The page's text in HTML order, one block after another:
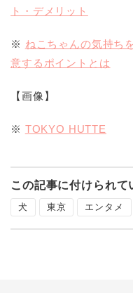
ト・デメリット
※ ねこちゃんの気持ち
意するポイントとは
【画像】
※ TOKYO HUTTE
この記事に付けられて
犬 東京 エンタメ